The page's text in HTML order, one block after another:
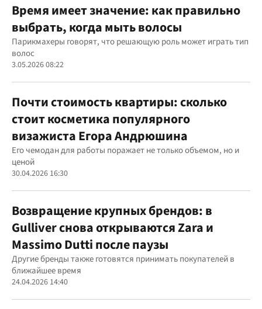
Время имеет значение: как правильно
выбрать, когда мыть волосы
Парикмахеры говорят, что решающую роль может играть тип
волос
3.05.2026 08:22
Почти стоимость квартиры: сколько
стоит косметика популярного
визажиста Егора Андрюшина
Его чемодан для работы поражает не только объемом, но и
ценой
30.04.2026 16:30
Возвращение крупных брендов: в
Gulliver снова открываются Zara и
Massimo Dutti после паузы
Другие бренды также готовятся принимать покупателей в
ближайшее время
24.04.2026 14:40